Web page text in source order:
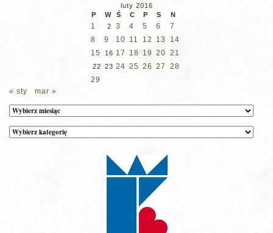
luty 2016
P
W Ś C P S N
1 2 3 4 5 6
7
8
9 10 11 12 13
14
15
16 17 18 19 20 21
22 23 24 25 26 27
28
29
« sty
mar »
Archiwum
Kategorie
wpisów